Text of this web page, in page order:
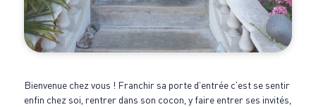
Bienvenue chez vous ! Franchir sa porte d’entrée c’est se sentir
enfin chez soi, rentrer dans son cocon, y faire entrer ses invités,